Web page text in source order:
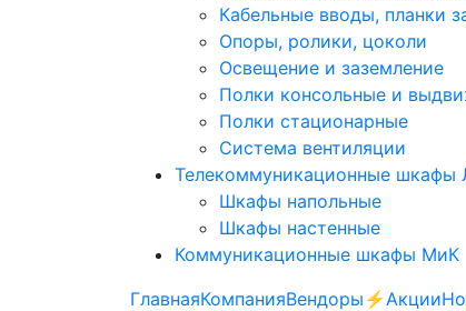
Кабельные вводы, планки
Опоры, ролики, цоколи
Освещение и заземление
Полки консольные и
Полки стационарные
Система вентиляции
Телекоммуникационные шкафы
Шкафы напольные
Шкафы настенные
Коммуникационные шкафы МиК
ГлавнаяКомпанияВендоры ⚡️Акции